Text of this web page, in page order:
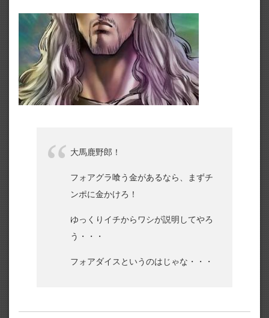
大馬鹿野郎！
フォアグラ喰う金があるなら、まずチ
ンポに金かけろ！
ゆっくりイチからワシが説明してやろ
う・・・
フォアダイスというのはじゃな・・・